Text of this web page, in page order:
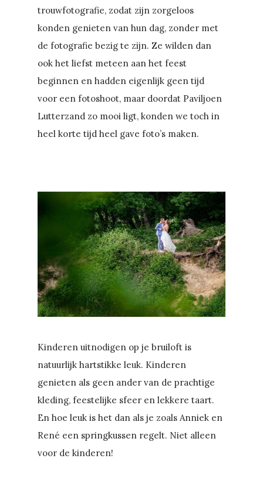
trouwfotografie, zodat zijn zorgeloos
konden genieten van hun dag, zonder met
de fotografie bezig te zijn. Ze wilden dan
ook het liefst meteen aan het feest
beginnen en hadden eigenlijk geen tijd
voor een fotoshoot, maar doordat Paviljoen
Lutterzand zo mooi ligt, konden we toch in
heel korte tijd heel gave foto’s maken.
Kinderen uitnodigen op je bruiloft is
natuurlijk hartstikke leuk. Kinderen
genieten als geen ander van de prachtige
kleding, feestelijke sfeer en lekkere taart.
En hoe leuk is het dan als je zoals Anniek en
René een springkussen regelt. Niet alleen
voor de kinderen!